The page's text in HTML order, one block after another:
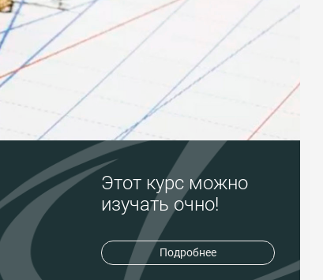
Этот курс можно
изучать очно!
Подробнее